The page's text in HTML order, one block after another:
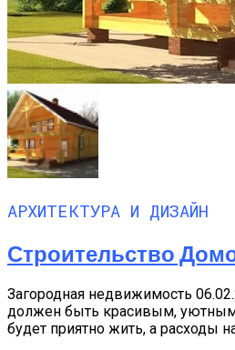
АРХИТЕКТУРА И ДИЗАЙН
Строительство
Загородная недвижимость
должен быть красивым,
будет приятно жить, а расходы